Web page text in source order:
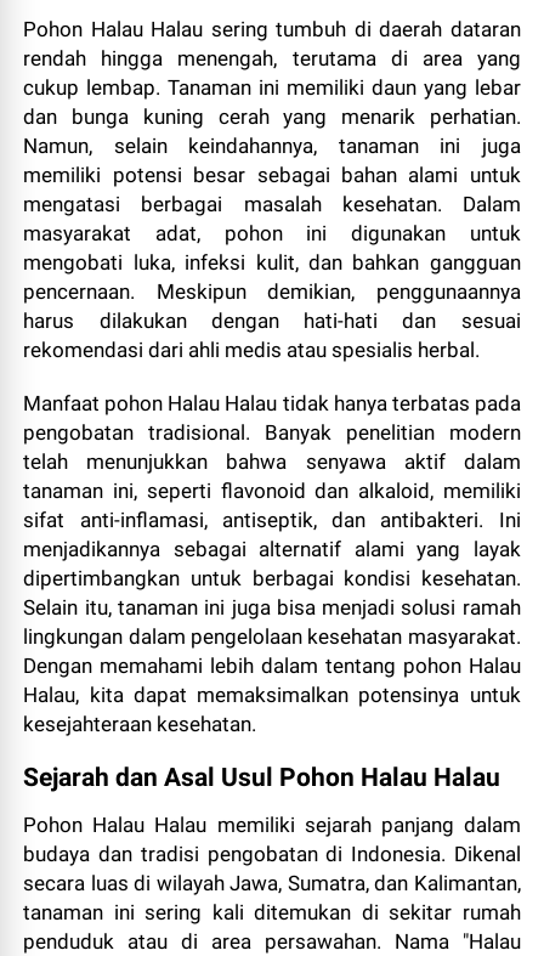
Pohon Halau Halau sering tumbuh di daerah dataran
rendah hingga menengah, terutama di area yang
cukup lembap. Tanaman ini memiliki daun yang lebar
dan bunga kuning cerah yang menarik perhatian.
Namun, selain keindahannya, tanaman ini juga
memiliki potensi besar sebagai bahan alami untuk
mengatasi berbagai masalah kesehatan. Dalam
masyarakat adat, pohon ini digunakan untuk
mengobati luka, infeksi kulit, dan bahkan gangguan
pencernaan. Meskipun demikian, penggunaannya
harus dilakukan dengan hati-hati dan sesuai
rekomendasi dari ahli medis atau spesialis herbal.
Manfaat pohon Halau Halau tidak hanya terbatas pada
pengobatan tradisional. Banyak penelitian modern
telah menunjukkan bahwa senyawa aktif dalam
tanaman ini, seperti flavonoid dan alkaloid, memiliki
sifat anti-inflamasi, antiseptik, dan antibakteri. Ini
menjadikannya sebagai alternatif alami yang layak
dipertimbangkan untuk berbagai kondisi kesehatan.
Selain itu, tanaman ini juga bisa menjadi solusi ramah
lingkungan dalam pengelolaan kesehatan masyarakat.
Dengan memahami lebih dalam tentang pohon Halau
Halau, kita dapat memaksimalkan potensinya untuk
kesejahteraan kesehatan.
Sejarah dan Asal Usul Pohon Halau Halau
Pohon Halau Halau memiliki sejarah panjang dalam
budaya dan tradisi pengobatan di Indonesia. Dikenal
secara luas di wilayah Jawa, Sumatra, dan Kalimantan,
tanaman ini sering kali ditemukan di sekitar rumah
penduduk atau di area persawahan. Nama "Halau